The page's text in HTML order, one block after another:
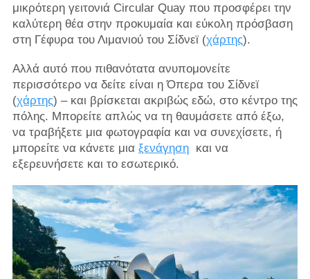
μικρότερη γειτονιά Circular Quay που προσφέρει την
καλύτερη θέα στην προκυμαία και εύκολη πρόσβαση
στη Γέφυρα του Λιμανιού του Σίδνεϊ (χάρτης).
Αλλά αυτό που πιθανότατα ανυπομονείτε
περισσότερο να δείτε είναι η Όπερα του Σίδνεϊ
(χάρτης) – και βρίσκεται ακριβώς εδώ, στο κέντρο της
πόλης. Μπορείτε απλώς να τη θαυμάσετε από έξω,
να τραβήξετε μια φωτογραφία και να συνεχίσετε, ή
μπορείτε να κάνετε μια ξενάγησηκαι να
εξερευνήσετε και το εσωτερικό.